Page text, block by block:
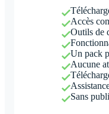
Accès
Outils de
Un pack
Aucune
Sans